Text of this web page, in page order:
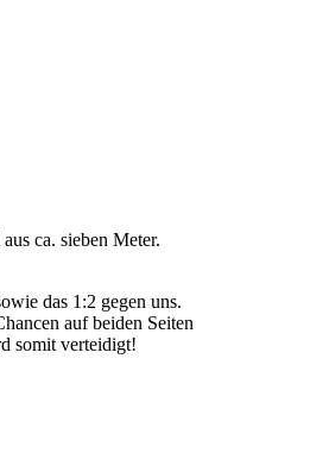
ca. sieben Meter.
das 1:2 gegen uns.
auf beiden Seiten
somit verteidigt!